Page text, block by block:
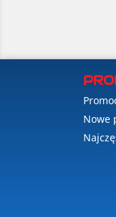
Nowe